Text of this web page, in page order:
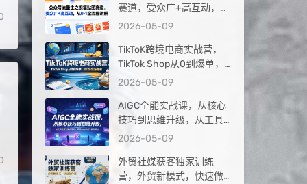
赛道，受众广+高互动，从
0-1全流程讲解
2026-05-09
TikToK跨境电商实战营，
TikTok Shop从0到爆单，
2026出海夺金
2026-05-09
AIGC全能实战课，从核心
技巧到思维升级，从工具
应用到实战落地，解锁AI
2026-05-09
外贸社媒获客独家训练
营，外贸新模式，快速做